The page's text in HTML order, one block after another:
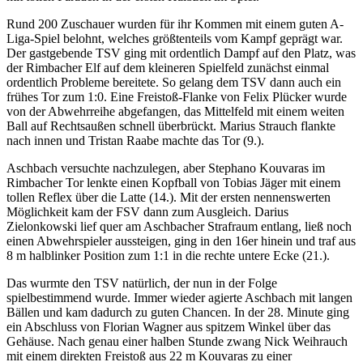
Rund 200 Zuschauer wurden für ihr Kommen mit einem guten A-
Liga-Spiel belohnt, welches größtenteils vom Kampf geprägt war.
Der gastgebende TSV ging mit ordentlich Dampf auf den Platz, was
der Rimbacher Elf auf dem kleineren Spielfeld zunächst einmal
ordentlich Probleme bereitete. So gelang dem TSV dann auch ein
frühes Tor zum 1:0. Eine Freistoß-Flanke von Felix Plücker wurde
von der Abwehrreihe abgefangen, das Mittelfeld mit einem weiten
Ball auf Rechtsaußen schnell überbrückt. Marius Strauch flankte
nach innen und Tristan Raabe machte das Tor (9.).
Aschbach versuchte nachzulegen, aber Stephano Kouvaras im
Rimbacher Tor lenkte einen Kopfball von Tobias Jäger mit einem
tollen Reflex über die Latte (14.). Mit der ersten nennenswerten
Möglichkeit kam der FSV dann zum Ausgleich. Darius
Zielonkowski lief quer am Aschbacher Strafraum entlang, ließ noch
einen Abwehrspieler aussteigen, ging in den 16er hinein und traf aus
8 m halblinker Position zum 1:1 in die rechte untere Ecke (21.).
Das wurmte den TSV natürlich, der nun in der Folge
spielbestimmend wurde. Immer wieder agierte Aschbach mit langen
Bällen und kam dadurch zu guten Chancen. In der 28. Minute ging
ein Abschluss von Florian Wagner aus spitzem Winkel über das
Gehäuse. Nach genau einer halben Stunde zwang Nick Weihrauch
mit einem direkten Freistoß aus 22 m Kouvaras zu einer